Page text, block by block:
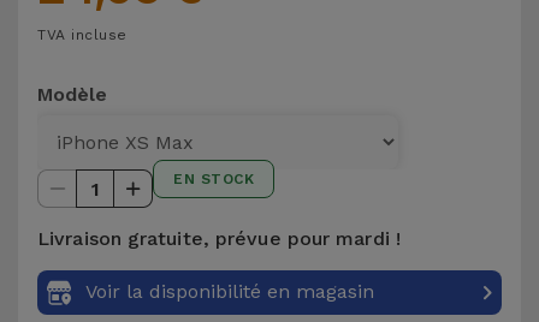
Autres
Marques
Voir
tout
Voir
tout
Enceintes
Montres
et
Bracelets
Chaînes
de
Téléphone
TVA incluse
Modèle
1 EN STOCK
Livraison gratuite, prévue pour mardi !
Voir la disponibilité en magasin